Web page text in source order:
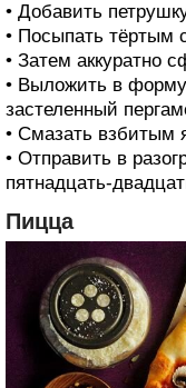
• Добавить
• Посыпать тёртым
• Затем аккуратно
• Выложить в
застеленный
• Смазать взбитым
• Отправить в
пятнадцать-
Пицца